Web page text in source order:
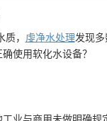
， 虔净水处理发现
使用软化水设备？